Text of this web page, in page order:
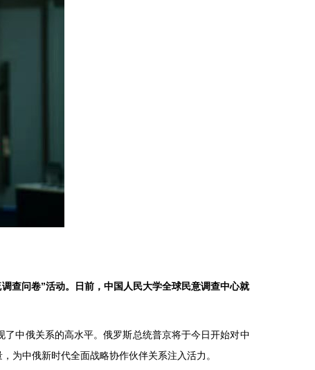
查问卷”活动。日前，中国人民大学全球民意调查中心就
中俄关系的高水平。俄罗斯总统普京将于今日开始对中
为中俄新时代全面战略协作伙伴关系注入活力。